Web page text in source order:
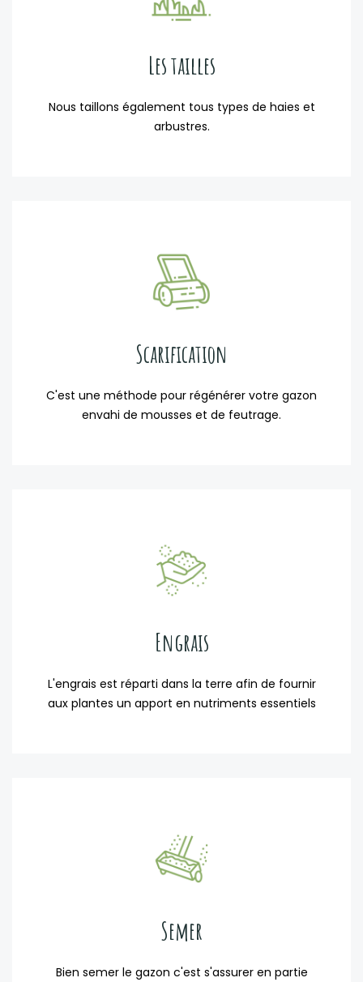
Les tailles
Nous taillons également tous types de haies et
arbustres.
Scarification
C'est une méthode pour régénérer votre gazon
envahi de mousses et de feutrage.
Engrais
L'engrais est réparti dans la terre afin de fournir
aux plantes un apport en nutriments essentiels
Semer
Bien semer le gazon c'est s'assurer en partie